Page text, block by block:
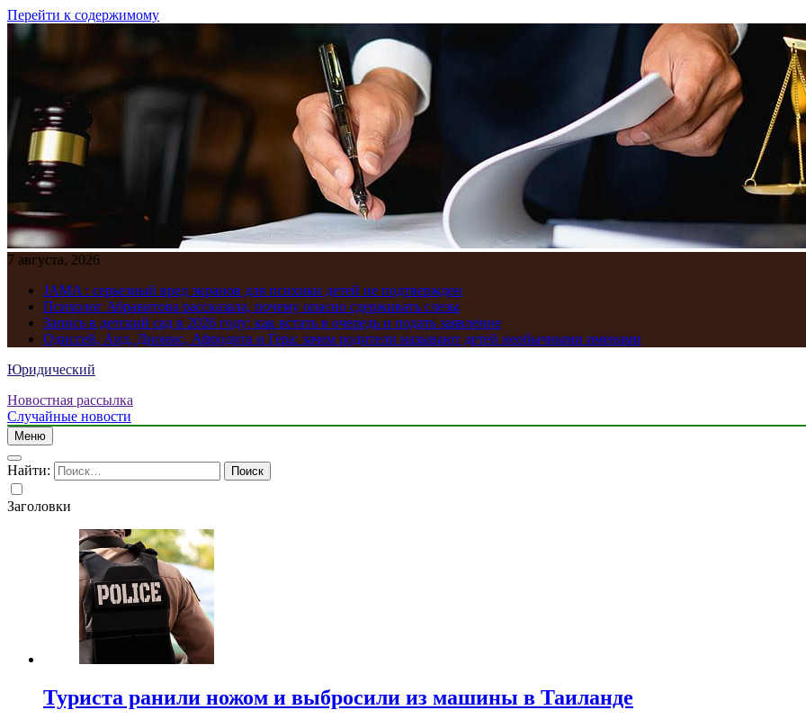
Перейти к содержимому
7 августа, 2026
JAMA : серьезный вред экранов для психики детей не подтвержден
Психолог Абравитова рассказала, почему опасно сдерживать слезы
Запись в детский сад в 2026 году: как встать в очередь и подать заявление
Одиссей, Аид, Дионис, Афродита и Гера: зачем родители называют детей необычными именами
Юридический
Новостная рассылка
Случайные новости
Меню
Найти:
Заголовки
Туриста ранили ножом и выбросили из машины в Таиланде